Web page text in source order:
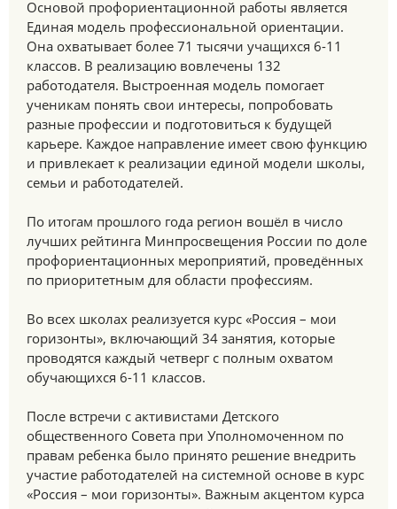
Основой профориентационной работы является
Единая модель профессиональной ориентации.
Она охватывает более 71 тысячи учащихся 6-11
классов. В реализацию вовлечены 132
работодателя. Выстроенная модель помогает
ученикам понять свои интересы, попробовать
разные профессии и подготовиться к будущей
карьере. Каждое направление имеет свою функцию
и привлекает к реализации единой модели школы,
семьи и работодателей.
По итогам прошлого года регион вошёл в число
лучших рейтинга Минпросвещения России по доле
профориентационных мероприятий, проведённых
по приоритетным для области профессиям.
Во всех школах реализуется курс «Россия – мои
горизонты», включающий 34 занятия, которые
проводятся каждый четверг с полным охватом
обучающихся 6-11 классов.
После встречи с активистами Детского
общественного Совета при Уполномоченном по
правам ребенка было принято решение внедрить
участие работодателей на системной основе в курс
«Россия – мои горизонты». Важным акцентом курса